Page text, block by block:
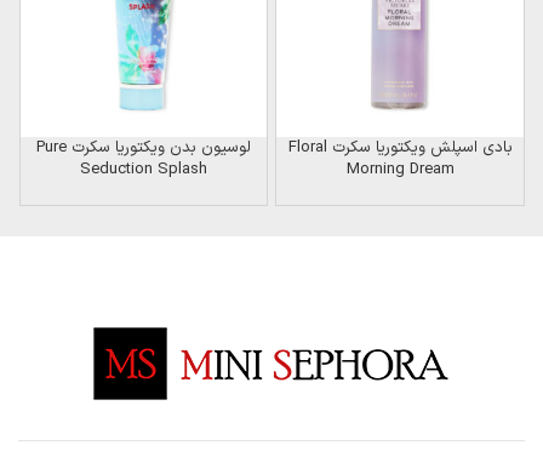
بادی اسپلش ویکتوریا سکرت Floral
Morning Dream
لوسیون بدن ویکتوریا سکرت Pure
Seduction Splash